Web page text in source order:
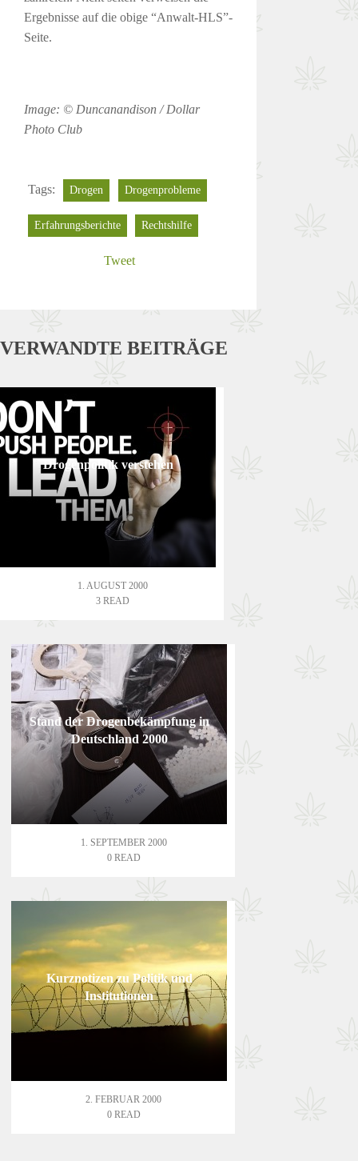
Ergebnisse auf die obige “Anwalt-HLS”-
Seite.
Image: © Duncanandison / Dollar
Photo Club
Tags: Drogen Drogenprobleme
Erfahrungsberichte Rechtshilfe
Tweet
VERWANDTE BEITRÄGE
Drogenpolitik verstehen
1. AUGUST 2000
3 READ
Stand der Drogenbekämpfung in
Deutschland 2000
1. SEPTEMBER 2000
0 READ
Kurznotizen zu Politik und
Institutionen
2. FEBRUAR 2000
0 READ